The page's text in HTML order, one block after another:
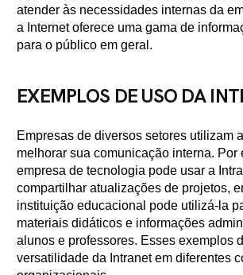
atender às necessidades internas da
a Internet oferece uma gama de
para o público em geral.
EXEMPLOS DE USO DA
Empresas de diversos setores utilizam
melhorar sua comunicação interna. Por
empresa de tecnologia pode usar a
compartilhar atualizações de projetos,
instituição educacional pode utilizá-la
materiais didáticos e informações
alunos e professores. Esses exemplos
versatilidade da Intranet em diferentes